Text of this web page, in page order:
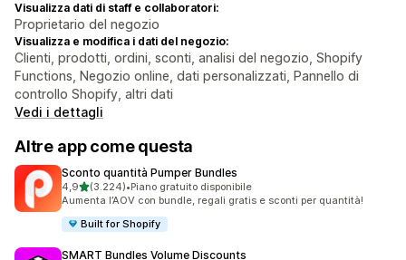
Visualizza dati di staff e collaboratori:
Proprietario del negozio
Visualizza e modifica i dati del negozio:
Clienti, prodotti, ordini, sconti, analisi del negozio, Shopify
Functions, Negozio online, dati personalizzati, Pannello di
controllo Shopify, altri dati
Vedi i dettagli
Altre app come questa
Sconto quantità Pumper Bundles
4,9stelle su 5
(3.224)
3224 recensioni totali
•Piano gratuito disponibile
Aumenta l’AOV con bundle, regali gratis e sconti per quantità!
Built for Shopify
SMART Bundles Volume Discounts